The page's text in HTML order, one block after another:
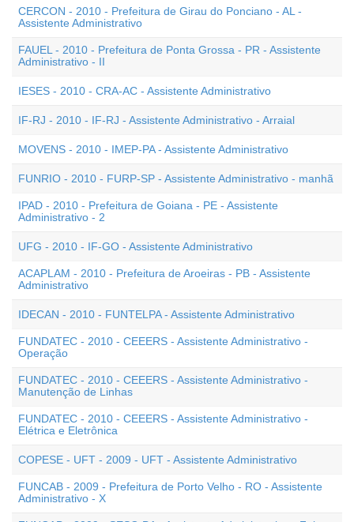
CERCON - 2010 - Prefeitura de Girau do Ponciano - AL -
Assistente Administrativo
FAUEL - 2010 - Prefeitura de Ponta Grossa - PR - Assistente
Administrativo - II
IESES - 2010 - CRA-AC - Assistente Administrativo
IF-RJ - 2010 - IF-RJ - Assistente Administrativo - Arraial
MOVENS - 2010 - IMEP-PA - Assistente Administrativo
FUNRIO - 2010 - FURP-SP - Assistente Administrativo - manhã
IPAD - 2010 - Prefeitura de Goiana - PE - Assistente
Administrativo - 2
UFG - 2010 - IF-GO - Assistente Administrativo
ACAPLAM - 2010 - Prefeitura de Aroeiras - PB - Assistente
Administrativo
IDECAN - 2010 - FUNTELPA - Assistente Administrativo
FUNDATEC - 2010 - CEEERS - Assistente Administrativo -
Operação
FUNDATEC - 2010 - CEEERS - Assistente Administrativo -
Manutenção de Linhas
FUNDATEC - 2010 - CEEERS - Assistente Administrativo -
Elétrica e Eletrônica
COPESE - UFT - 2009 - UFT - Assistente Administrativo
FUNCAB - 2009 - Prefeitura de Porto Velho - RO - Assistente
Administrativo - X